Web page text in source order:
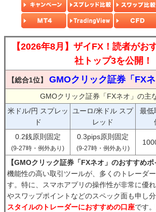
【2026年8月】ザイFX！読者がお
社トップ3を公開！
【総合1位】 GMOクリック証券「FXネ
GMOクリック証券「FXネオ」の主
米ドル/円 スプレッ
ド
ユーロ/米ドル スプ
レッド
最低
0.2銭原則固定
(9-27時・例外あり)
0.3pips原則固定
(9-27時・例外あり)
【GMOクリック証券「FXネオ」のおすすめポ
機能性の高い取引ツールが、多くのトレーダ
す。特に、スマホアプリの操作性が非常に優
やスワップポイントなどのスペック面も申し分
スタイルのトレーダーにおすすめの口座です